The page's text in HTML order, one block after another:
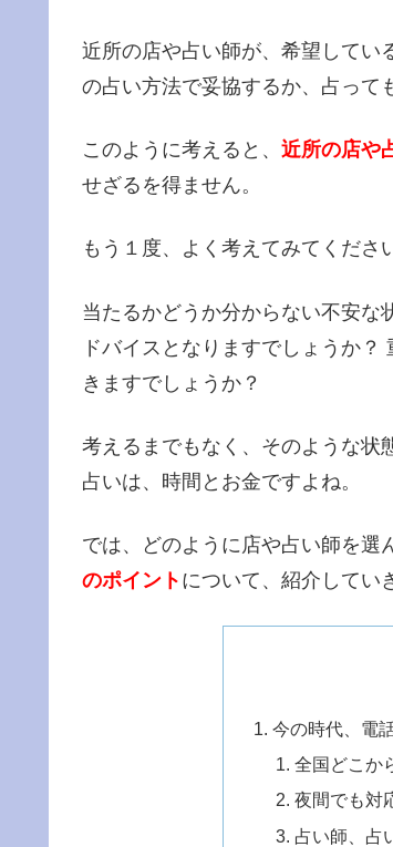
近所の店や占い師が、希望してい
の占い方法で妥協するか、占って
このように考えると、 近所の店や
せざるを得ません。
もう１度、よく考えてみてくださ
当たるかどうか分からない不安な
ドバイスとなりますでしょうか
きますでしょうか？
考えるまでもなく、そのような状
占いは、時間とお金ですよね。
では、どのように店や占い師を選
のポイント について、紹介してい
今の時代、電
全国どこか
夜間でも対
占い師、占